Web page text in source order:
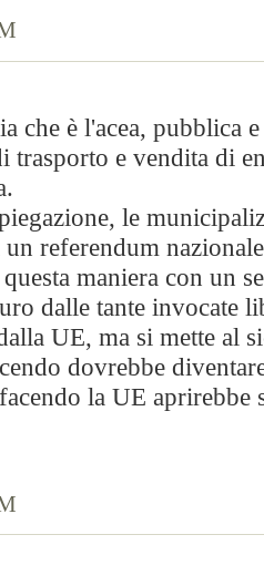
che è l'acea, pubblica
trasporto e vendita di
le
referendum
maniera con un
dalle tante invocate
UE, ma si mette al
dovrebbe
la UE aprirebbe